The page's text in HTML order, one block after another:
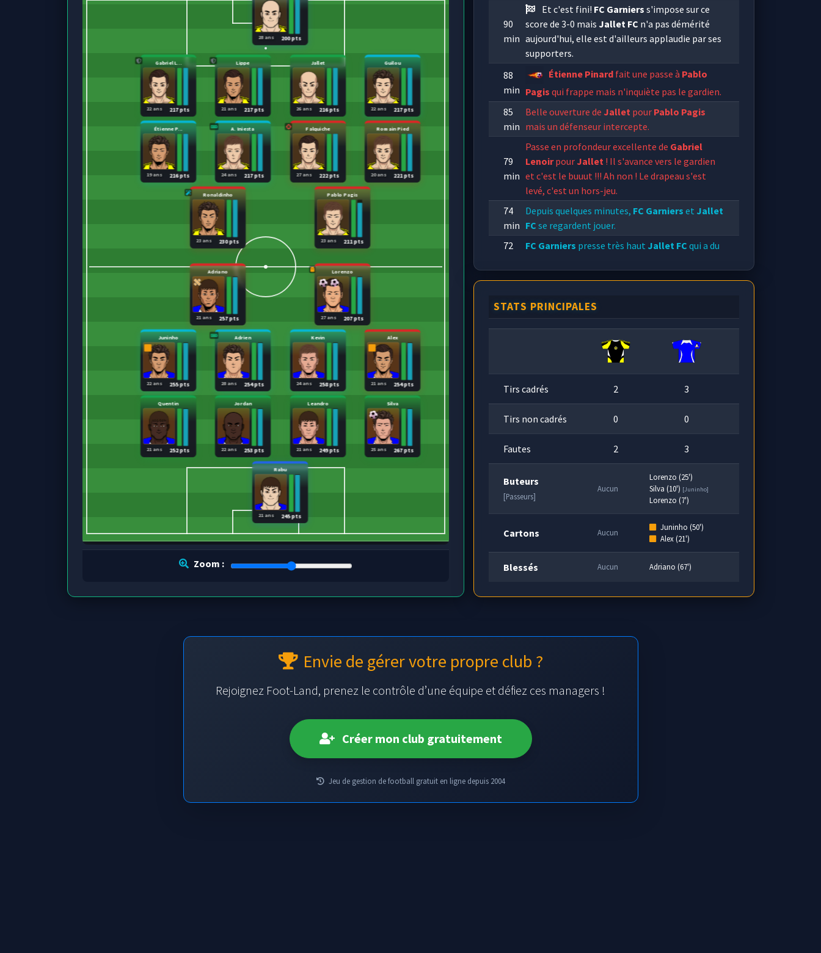
200 pts
28 ans
Gabriel L...
217 pts
22 ans
Lippe
217 pts
21 ans
Jallet
216 pts
26 ans
Guilou
217 pts
22 ans
Étienne P...
216 pts
19 ans
A. Iniesta
217 pts
24 ans
Falquiche
222 pts
27 ans
Romain Pied
221 pts
20 ans
Ronaldinho
230 pts
23 ans
Pablo Pagis
211 pts
23 ans
Rabu
245 pts
21 ans
Quentin
252 pts
21 ans
Jordan
253 pts
22 ans
Leandro
249 pts
21 ans
Silva
267 pts
25 ans
Juninho
255 pts
22 ans
Adrien
254 pts
28 ans
Kevin
258 pts
24 ans
Alex
254 pts
21 ans
Adriano
257 pts
21 ans
Lorenzo
207 pts
27 ans
Zoom :
90
min
Et c'est fini! FC Garniers s'impose sur ce
score de 3-0 maisJallet FC n'a pas démérité
aujourd'hui, elle est d'ailleurs applaudie par ses
supporters.
88
min
Étienne Pinard fait une passe à Pablo
Pagis qui frappe mais n'inquiète pas le gardien.
85
min
Belle ouverture deJallet pour Pablo Pagis
mais un défenseur intercepte.
79
min
Passe en profondeur excellente de Gabriel
LenoirpourJallet ! Il s'avance vers le gardien
et c'est le buuut !!! Ah non ! Le drapeau s'est
levé, c'est un hors-jeu.
74
min
Depuis quelques minutes, FC Garniers et Jallet
FC se regardent jouer.
72
FC Garniers presse très haut Jallet FC qui a du
STATS PRINCIPALES
Tirs cadrés 2 3
Tirs non cadrés 0 0
Fautes 2 3
Buteurs
[Passeurs]
Aucun
Lorenzo (25')
Silva (10') [Juninho]
Lorenzo (7')
Cartons Aucun
Juninho (50')
Alex (21')
Blessés Aucun Adriano (67')
Envie de gérer votre propre club ?
Rejoignez Foot-Land, prenez le contrôle d’une équipe et défiez ces managers !
Créer mon club gratuitement
Jeu de gestion de football gratuit en ligne depuis 2004